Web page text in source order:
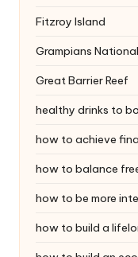
Fitzroy Island
Grampians
Great Barrier Reef
healthy drinks to
how to achieve
how to balance
how to be more
how to build a